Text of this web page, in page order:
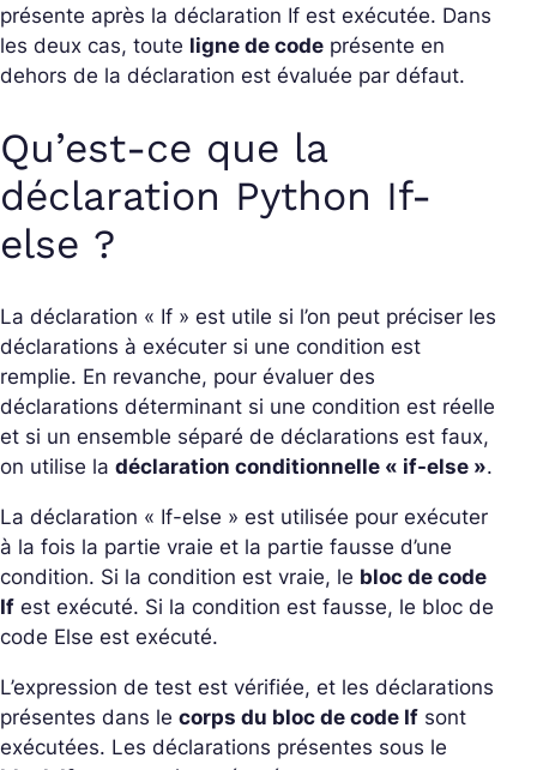
présente après la déclaration If est exécutée. Dans
les deux cas, toute ligne de code présente en
dehors de la déclaration est évaluée par défaut.
Qu’est-ce que la
déclaration Python If-
else ?
La déclaration « If » est utile si l’on peut préciser les
déclarations à exécuter si une condition est
remplie. En revanche, pour évaluer des
déclarations déterminant si une condition est réelle
et si un ensemble séparé de déclarations est faux,
on utilise la déclaration conditionnelle « if-else ».
La déclaration « If-else » est utilisée pour exécuter
à la fois la partie vraie et la partie fausse d’une
condition. Si la condition est vraie, le bloc de code
If est exécuté. Si la condition est fausse, le bloc de
code Else est exécuté.
L’expression de test est vérifiée, et les déclarations
présentes dans le corps du bloc de code If sont
exécutées. Les déclarations présentes sous le